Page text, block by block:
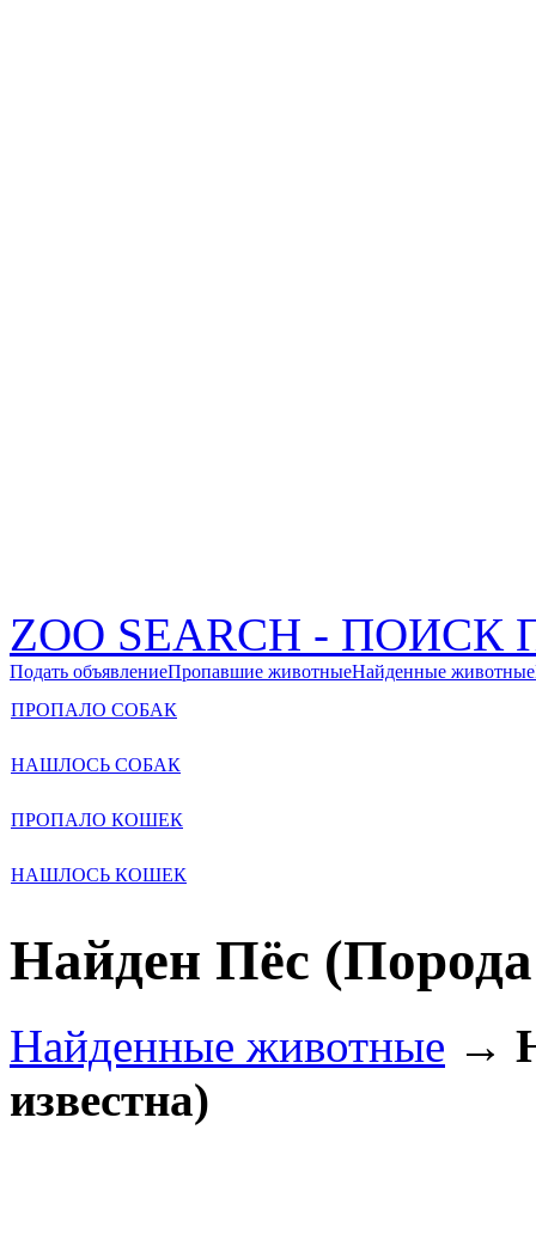
ZOO SEARCH -
Подать объявлениеПропавшие животныеНайденные животные
ПРОПАЛО СОБАК
НАШЛОСЬ СОБАК
ПРОПАЛО КОШЕК
НАШЛОСЬ КОШЕК
Найден Пёс (Порода
Найденные животные →
известна)